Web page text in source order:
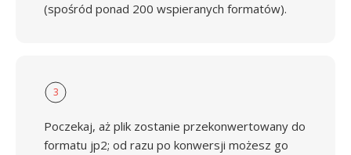
(spośród ponad 200 wspieranych formatów).
3
Poczekaj, aż plik zostanie przekonwertowany do
formatu jp2; od razu po konwersji możesz go